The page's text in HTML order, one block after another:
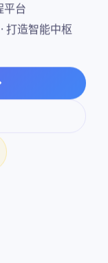
平台
打造智能中枢